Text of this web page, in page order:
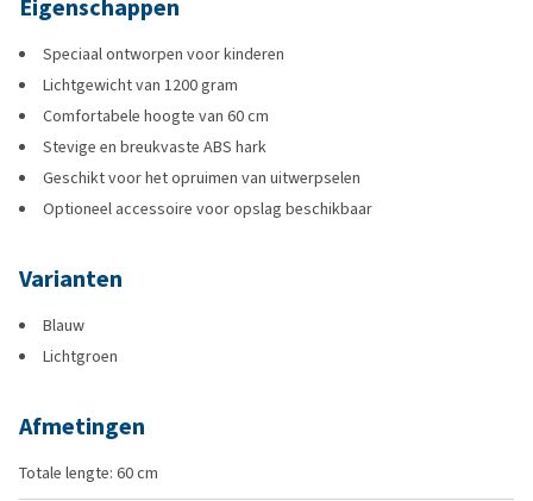
Eigenschappen
Speciaal ontworpen voor kinderen
Lichtgewicht van 1200 gram
Comfortabele hoogte van 60 cm
Stevige en breukvaste ABS hark
Geschikt voor het opruimen van uitwerpselen
Optioneel accessoire voor opslag beschikbaar
Varianten
Blauw
Lichtgroen
Afmetingen
Totale lengte: 60 cm